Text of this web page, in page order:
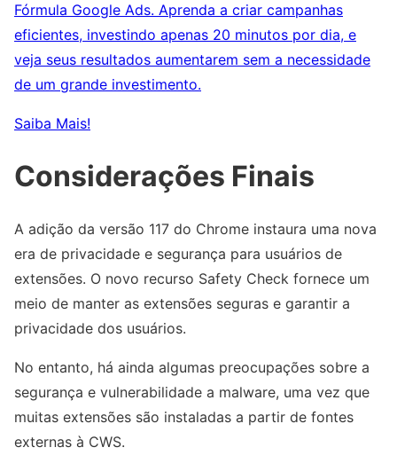
Fórmula Google Ads. Aprenda a criar campanhas
eficientes, investindo apenas 20 minutos por dia, e
veja seus resultados aumentarem sem a necessidade
de um grande investimento.
Saiba Mais!
Considerações Finais
A adição da versão 117 do Chrome instaura uma nova
era de privacidade e segurança para usuários de
extensões. O novo recurso Safety Check fornece um
meio de manter as extensões seguras e garantir a
privacidade dos usuários.
No entanto, há ainda algumas preocupações sobre a
segurança e vulnerabilidade a malware, uma vez que
muitas extensões são instaladas a partir de fontes
externas à CWS.